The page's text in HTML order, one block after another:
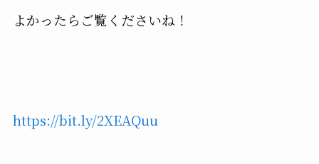
よかったらご覧くださいね！
https://bit.ly/2XEAQuu